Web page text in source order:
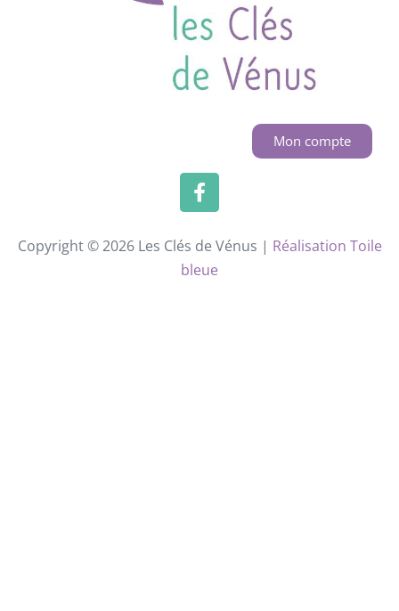
Mon compte
Copyright © 2026 Les Clés de Vénus | Réalisation Toile
bleue